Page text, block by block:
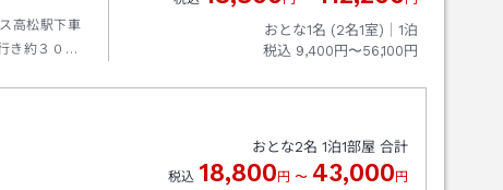
高松駅下車
き約３０分
おとな1名 (2名1室)｜ 1泊
税込 9,400円〜56,100円
おとな2名 1泊1部屋 合計
税込 18,800 円 〜 43,000 円